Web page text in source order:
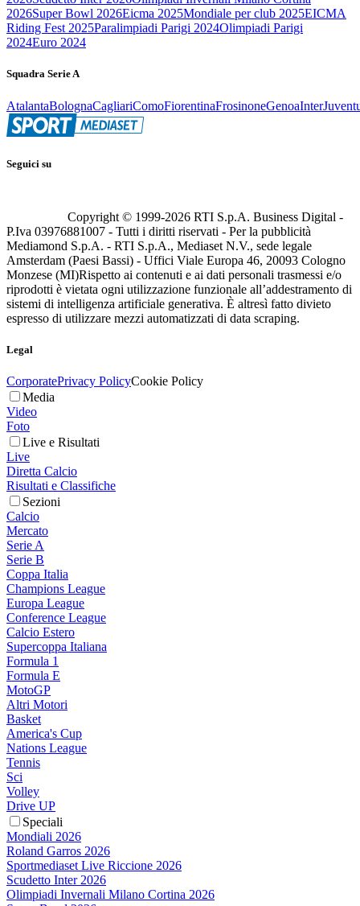
2026Super Bowl 2026Eicma 2025Mondiale per club 2025EICMA
Riding Fest 2025Paralimpiadi Parigi 2024Olimpiadi Parigi
2024Euro 2024
Squadra Serie A
AtalantaBolognaCagliariComoFiorentinaFrosinoneGenoaInter
Seguici su
Copyright © 1999-2026 RTI S.p.A. Business Digital -
P.Iva 03976881007 - Tutti i diritti riservati - Per la pubblicità
Mediamond S.p.A. - RTI S.p.A., Mediaset N.V., sede legale
Amsterdam (Paesi Bassi) - Uffici Viale Europa 46, 20093 Cologno
Monzese (MI)Rispetto ai contenuti e ai dati personali trasmessi e/o
riprodotti è vietata ogni utilizzazione funzionale all’addestramento di
sistemi di intelligenza artificiale generativa. È altresì fatto divieto
espresso di utilizzare mezzi automatizzati di data scraping.
Legal
CorporatePrivacy PolicyCookie Policy
Media
Video
Foto
Live e Risultati
Live
Diretta Calcio
Risultati e Classifiche
Sezioni
Calcio
Mercato
Serie A
Serie B
Coppa Italia
Champions League
Europa League
Conference League
Calcio Estero
Supercoppa Italiana
Formula 1
Formula E
MotoGP
Altri Motori
Basket
America's Cup
Nations League
Tennis
Sci
Volley
Drive UP
Speciali
Mondiali 2026
Roland Garros 2026
Sportmediaset Live Riccione 2026
Scudetto Inter 2026
Olimpiadi Invernali Milano Cortina 2026